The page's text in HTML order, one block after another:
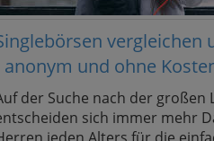
vergleichen
anonym und ohne
der Suche nach der großen
sich immer mehr